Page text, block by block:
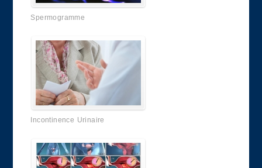
Spermogramme
Incontinence Urinaire